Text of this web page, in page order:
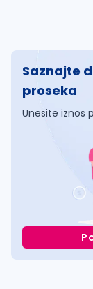
Saznajte
proseka
Unesite iznos